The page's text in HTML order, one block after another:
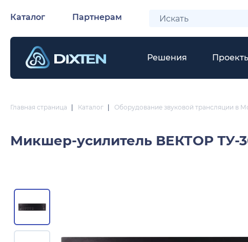
Каталог Партнерам
Решения
Главная страница Каталог Оборудование звуковой трансляции в
Микшер-усилитель ВЕКТОР ТУ-